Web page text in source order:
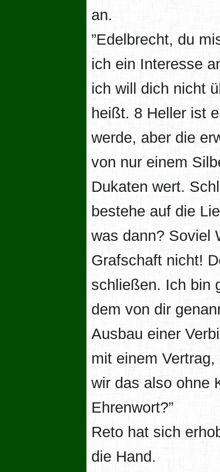
an.
”Edelbrecht, du
ich ein Interesse
ich will dich nicht
heißt. 8 Heller ist
werde, aber die
von nur einem
Dukaten wert.
bestehe auf die
was dann? Soviel
Grafschaft nicht!
schließen. Ich bin
dem von dir
Ausbau einer
mit einem
wir das also ohne
Ehrenwort?”
Reto hat sich
die Hand.